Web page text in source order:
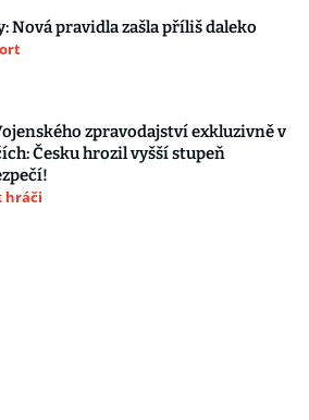
Nová pravidla zašla příliš daleko
zpravodajství exkluzivně v
Česku hrozil vyšší stupeň
hráči